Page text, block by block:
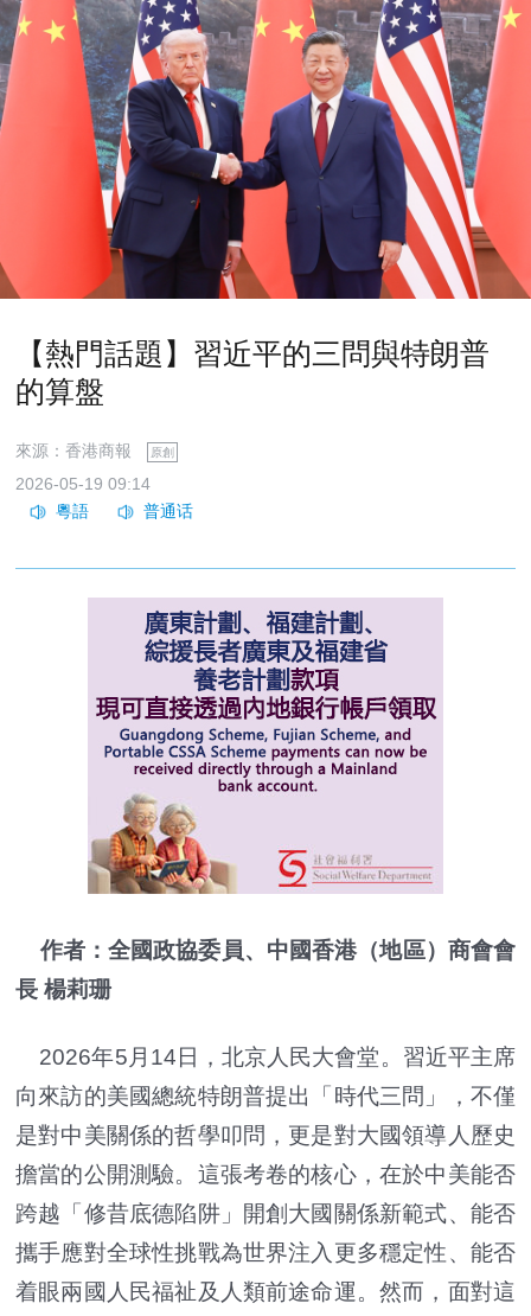
【熱門話題】習近平的三問與特朗普
的算盤
來源：香港商報 原創
2026-05-19 09:14
作者：全國政協委員、中國香港（地區）商會會
長 楊莉珊
2026年5月14日，北京人民大會堂。習近平主席
向來訪的美國總統特朗普提出「時代三問」，不僅
是對中美關係的哲學叩問，更是對大國領導人歷史
擔當的公開測驗。這張考卷的核心，在於中美能否
跨越「修昔底德陷阱」開創大國關係新範式、能否
攜手應對全球性挑戰為世界注入更多穩定性、能否
着眼兩國人民福祉及人類前途命運。然而，面對這